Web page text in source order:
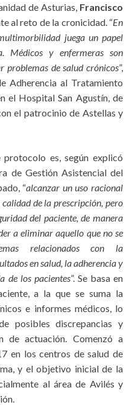
de Asturias, Francisco
al reto de la cronicidad. “En
juega un papel
Médicos y enfermeras son
problemas de salud crónicos”,
Adherencia al Tratamiento
el Hospital San Agustín, de
el patrocinio de Astellas y
es, según explicó
de Gestión Asistencial del
“alcanzar un uso racional
de la prescripción, pero
del paciente, de manera
a eliminar aquello que no se
relacionados con la
en salud, la adherencia y
de los pacientes”. Se basa en
a la que se suma la
e informes médicos, lo
posibles discrepancias y
de actuación. Comenzó a
en los centros de salud de
y el objetivo inicial de la
al área de Avilés y